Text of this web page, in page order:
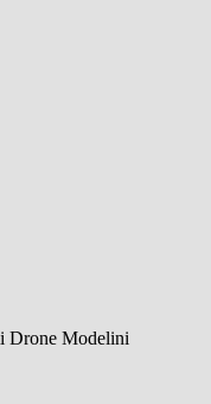
Drone Modelini